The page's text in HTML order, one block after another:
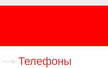
Телефоны